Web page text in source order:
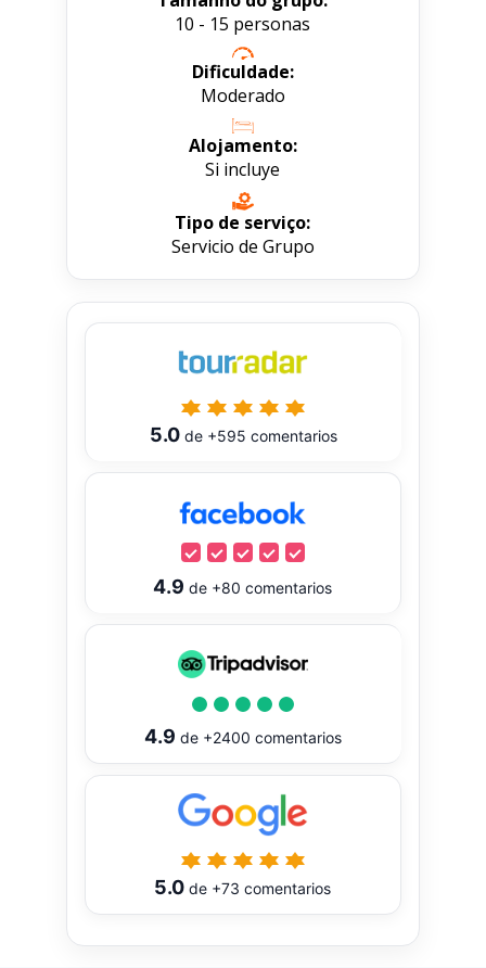
10 - 15 personas
Dificuldade:
Moderado
Alojamento:
Si incluye
Tipo de serviço:
Servicio de Grupo
5.0de +595 comentarios
4.9 de +80 comentarios
4.9 de +2400 comentarios
5.0 de +73 comentarios